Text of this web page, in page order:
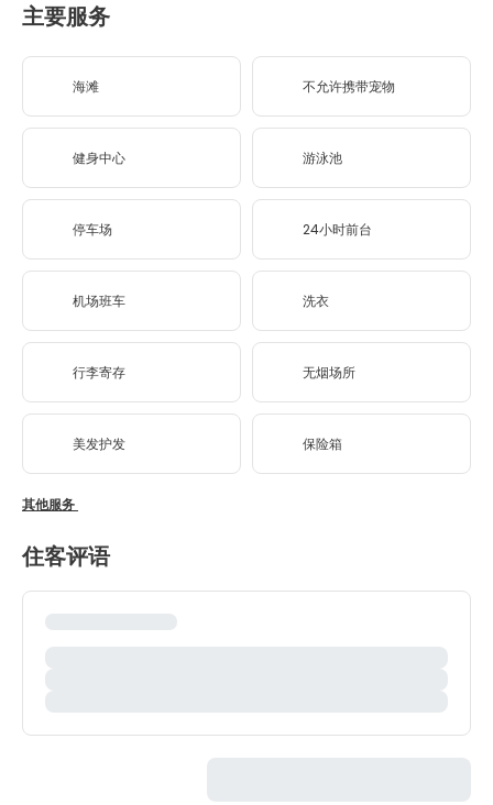
主要服务
海滩 不允许携带宠物
健身中心 游泳池
停车场 24小时前台
机场班车 洗衣
行李寄存 无烟场所
美发护发 保险箱
其他服务
住客评语